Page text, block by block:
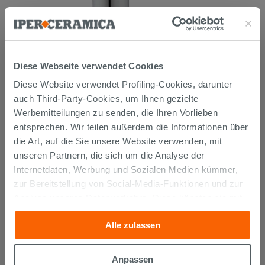
Diese Webseite verwendet Cookies
Diese Website verwendet Profiling-Cookies, darunter
auch Third-Party-Cookies, um Ihnen gezielte
Werbemitteilungen zu senden, die Ihren Vorlieben
entsprechen. Wir teilen außerdem die Informationen über
die Art, auf die Sie unsere Website verwenden, mit
unseren Partnern, die sich um die Analyse der
Internetdaten, Werbung und Sozialen Medien kümmer,
zur Bereitstellung von Social-Media-Funktionen und zur
anderen Informationen, die Sie ihnen geliefert haben oder
die sie aufgrund Ihrer Verwendung ihrer Dienste
gesammelt haben, kombinieren. Falls Sie mehr wissen
möchten oder Ihre Zustimmung zu allen oder einigen
Alle zulassen
Anpassen
Mischer Einhebelarmatur für
Cerabase Chrom
88,90 € /STK.
IN DEN WARENKORB LEGEN
Versand